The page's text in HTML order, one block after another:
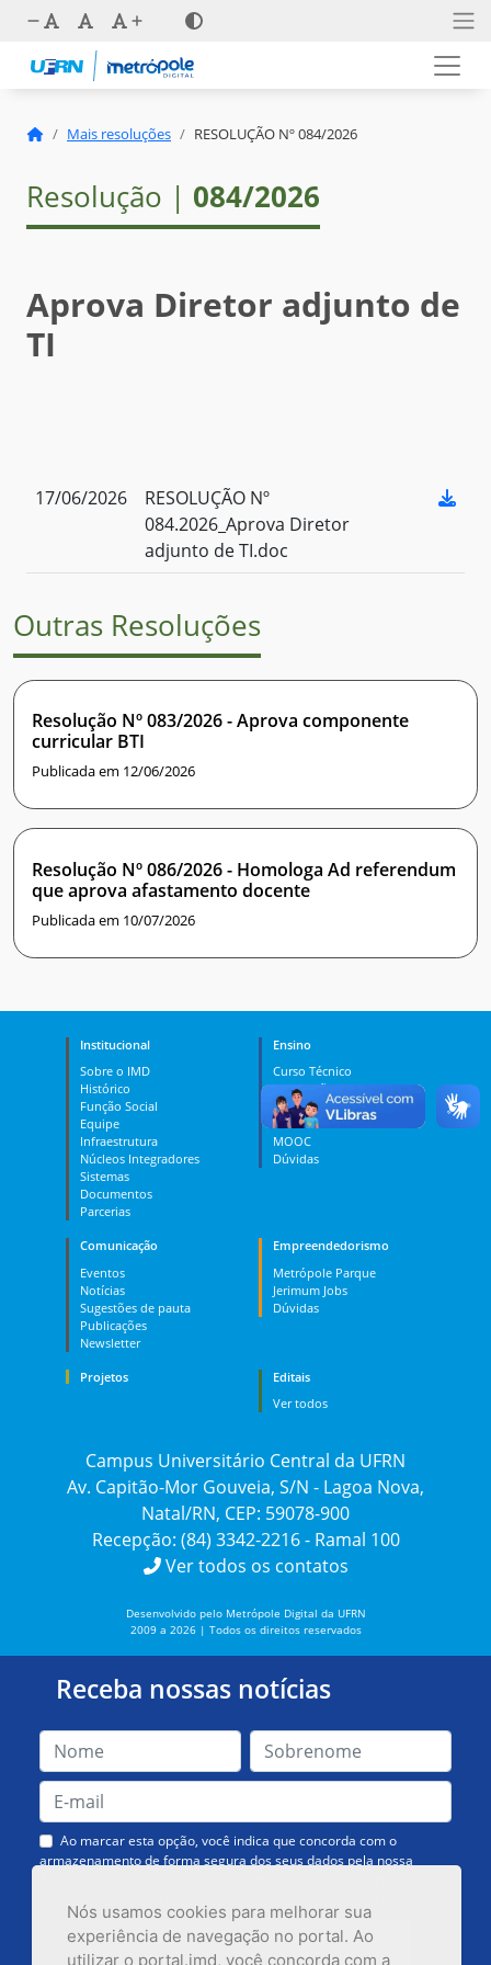
Nós usamos cookies para melhorar sua
experiência de navegação no portal. Ao
utilizar o portal.imd, você concorda com a
Mais resoluções RESOLUÇÃO Nº 084/2026
Resolução | 084/2026
Aprova Diretor adjunto de
TI
17/06/2026
RESOLUÇÃO Nº
084.2026_Aprova Diretor
adjunto de TI.doc
Outras Resoluções
Resolução Nº 083/2026 - Aprova componente
curricular BTI
Publicada em 12/06/2026
Resolução Nº 086/2026 - Homologa Ad referendum
que aprova afastamento docente
Publicada em 10/07/2026
Institucional
Sobre o IMD
Histórico
Função Social
Equipe
Infraestrutura
Núcleos Integradores
Sistemas
Documentos
Parcerias
Ensino
Curso Técnico
Graduação
Pós-graduação
PES
MOOC
Dúvidas
Comunicação
Eventos
Notícias
Sugestões de pauta
Publicações
Newsletter
Empreendedorismo
Metrópole Parque
Jerimum Jobs
Dúvidas
Projetos
Editais
Ver todos
Campus Universitário Central da UFRN
Av. Capitão-Mor Gouveia, S/N - Lagoa Nova,
Natal/RN, CEP: 59078-900
Recepção: (84) 3342-2216 - Ramal 100
Ver todos os contatos
Desenvolvido pelo Metrópole Digital da UFRN
2009 a 2026 | Todos os direitos reservados
Receba nossas notícias
Ao marcar esta opção, você indica que concorda com o
armazenamento de forma segura dos seus dados pela nossa